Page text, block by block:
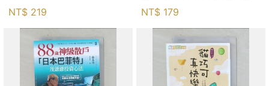
NT$ 219 NT$ 179